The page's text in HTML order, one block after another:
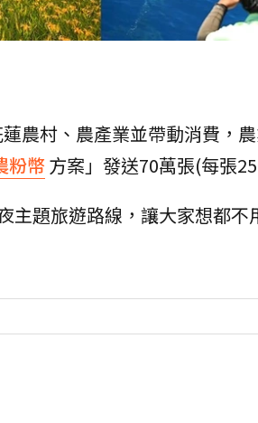
蓮農村、農產業並帶動消費，
粉幣 方案」發送70萬張(每張
主題旅遊路線，讓大家想都